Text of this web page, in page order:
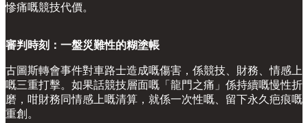
慘痛嘅競技代價。
審判時刻：一盤災難性的糊塗帳
古圖斯轉會事件對車路士造成嘅傷害，係競技、財務、情感上
嘅三重打擊。如果話競技層面嘅「龍門之痛」係持續嘅慢性折
磨，咁財務同情感上嘅清算，就係一次性嘅、留下永久疤痕嘅
重創。